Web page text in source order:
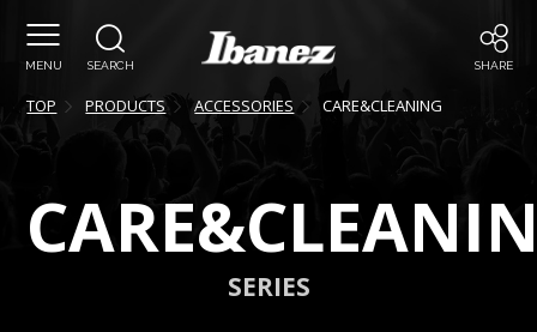
MENU SEARCH SHARE
TOP PRODUCTS ACCESSORIES CARE&CLEANING
SERIES